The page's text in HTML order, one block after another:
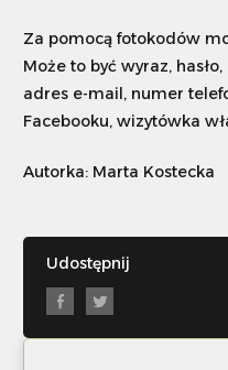
Za pomocą fotokodów
Może to być wyraz,
adres e-mail, numer
Facebooku, wizytówka
Autorka: Marta Kostecka
Udostępnij